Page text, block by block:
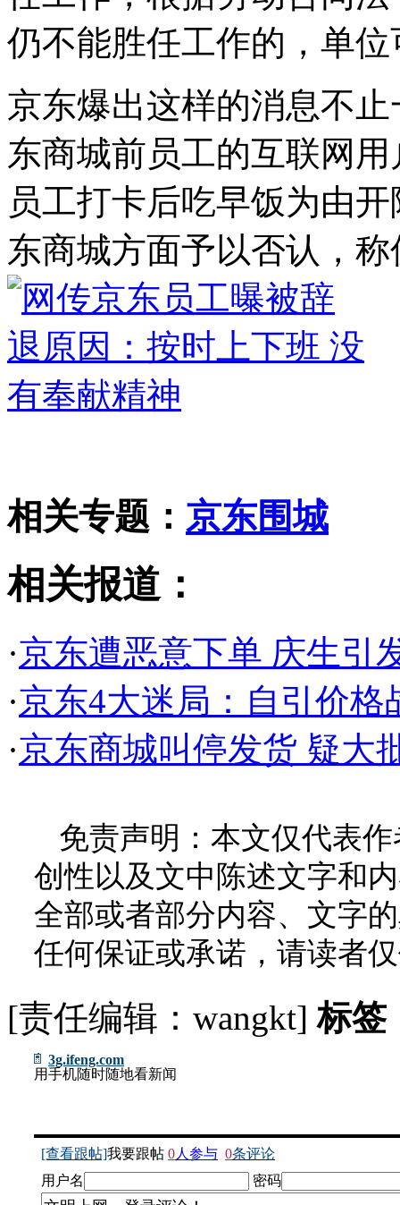
仍不能胜任工作的，单
京东爆出这样的消息不
东商城前员工的互联网
员工打卡后吃早饭为由
东商城方面予以否认，
相关专题： 京东围城
相关报道：
·京东遭恶意下单 庆生引
·京东4大迷局：自引价格
·京东商城叫停发货 疑大
免责声明：本文仅代表
创性以及文中陈述文字和
全部或者部分内容、文字
任何保证或承诺，请读者
[责任编辑：wangkt]标签
3g.ifeng.com
用手机随时随地看新闻
[查看跟帖]我要跟帖 0人参与 0条评论
用户名
密码